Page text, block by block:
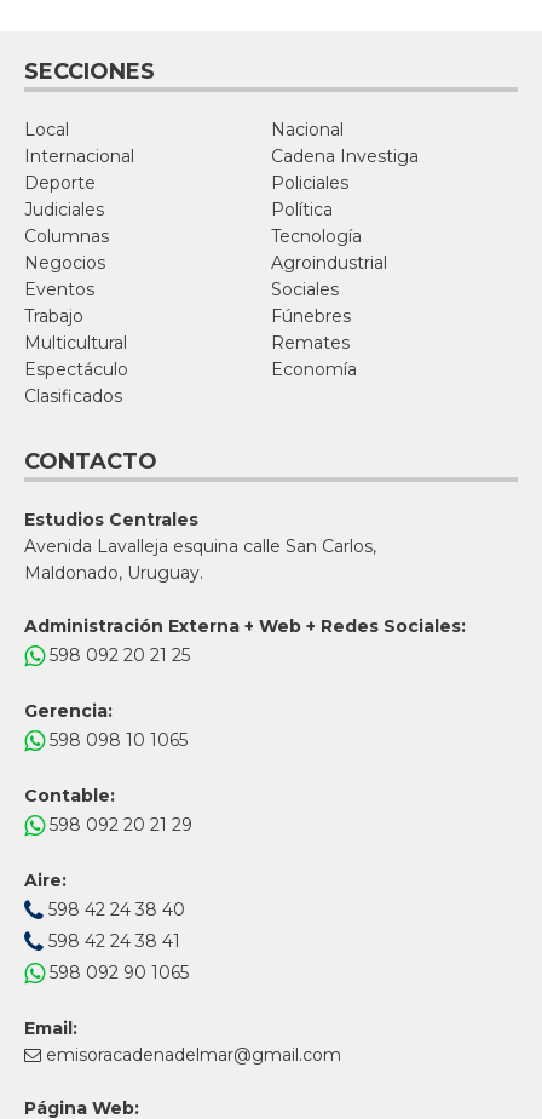
SECCIONES
Local
Nacional
Internacional
Cadena Investiga
Deporte
Policiales
Judiciales
Política
Columnas
Tecnología
Negocios
Agroindustrial
Eventos
Sociales
Trabajo
Fúnebres
Multicultural
Remates
Espectáculo
Economía
Clasificados
CONTACTO
Estudios Centrales
Avenida Lavalleja esquina calle San Carlos,
Maldonado, Uruguay.
Administración Externa + Web + Redes Sociales:
598 092 20 21 25
Gerencia:
598 098 10 1065
Contable:
598 092 20 21 29
Aire:
598 42 24 38 40
598 42 24 38 41
598 092 90 1065
Email:
emisoracadenadelmar@gmail.com
Página Web: